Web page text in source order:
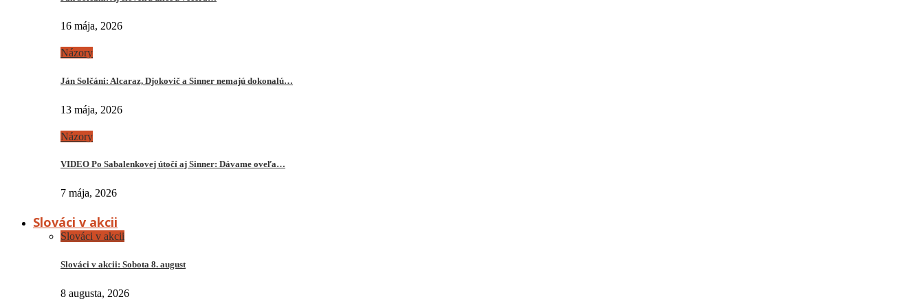
16 mája, 2026
Názory
Ján Solčáni: Alcaraz, Djokovič a Sinner nemajú dokonalú…
13 mája, 2026
Názory
VIDEO Po Sabalenkovej útočí aj Sinner: Dávame oveľa…
7 mája, 2026
Slováci v akcii
Slováci v akcii
Slováci v akcii: Sobota 8. august
8 augusta, 2026